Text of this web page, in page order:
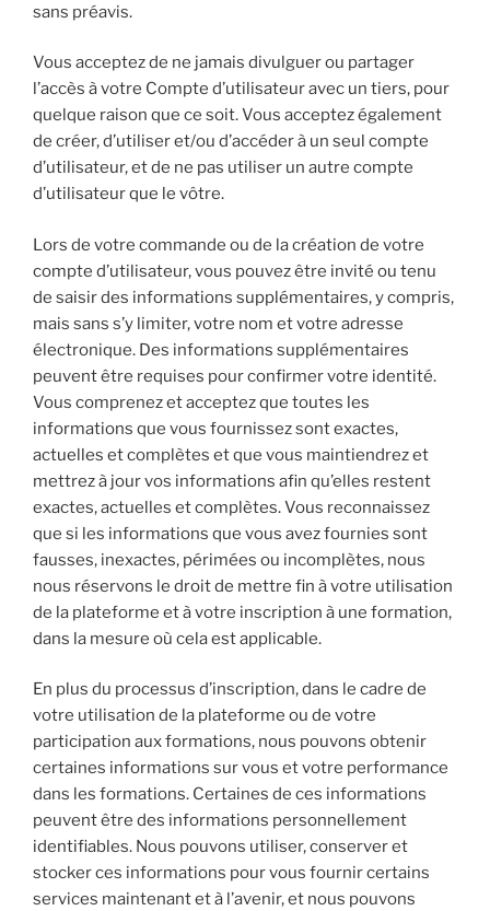
sans préavis.
Vous acceptez de ne jamais divulguer ou partager
l’accès à votre Compte d’utilisateur avec un tiers, pour
quelque raison que ce soit. Vous acceptez également
de créer, d’utiliser et/ou d’accéder à un seul compte
d’utilisateur, et de ne pas utiliser un autre compte
d’utilisateur que le vôtre.
Lors de votre commande ou de la création de votre
compte d’utilisateur, vous pouvez être invité ou tenu
de saisir des informations supplémentaires, y compris,
mais sans s’y limiter, votre nom et votre adresse
électronique. Des informations supplémentaires
peuvent être requises pour confirmer votre identité.
Vous comprenez et acceptez que toutes les
informations que vous fournissez sont exactes,
actuelles et complètes et que vous maintiendrez et
mettrez à jour vos informations afin qu’elles restent
exactes, actuelles et complètes. Vous reconnaissez
que si les informations que vous avez fournies sont
fausses, inexactes, périmées ou incomplètes, nous
nous réservons le droit de mettre fin à votre utilisation
de la plateforme et à votre inscription à une formation,
dans la mesure où cela est applicable.
En plus du processus d’inscription, dans le cadre de
votre utilisation de la plateforme ou de votre
participation aux formations, nous pouvons obtenir
certaines informations sur vous et votre performance
dans les formations. Certaines de ces informations
peuvent être des informations personnellement
identifiables. Nous pouvons utiliser, conserver et
stocker ces informations pour vous fournir certains
services maintenant et à l’avenir, et nous pouvons